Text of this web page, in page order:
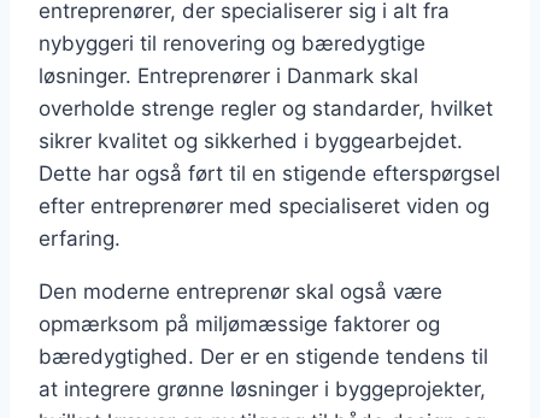
entreprenører, der specialiserer sig i alt fra
nybyggeri til renovering og bæredygtige
løsninger. Entreprenører i Danmark skal
overholde strenge regler og standarder, hvilket
sikrer kvalitet og sikkerhed i byggearbejdet.
Dette har også ført til en stigende efterspørgsel
efter entreprenører med specialiseret viden og
erfaring.
Den moderne entreprenør skal også være
opmærksom på miljømæssige faktorer og
bæredygtighed. Der er en stigende tendens til
at integrere grønne løsninger i byggeprojekter,